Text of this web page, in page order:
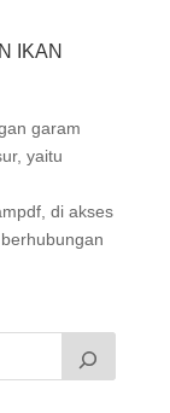
IKAN
garam
yaitu
di akses